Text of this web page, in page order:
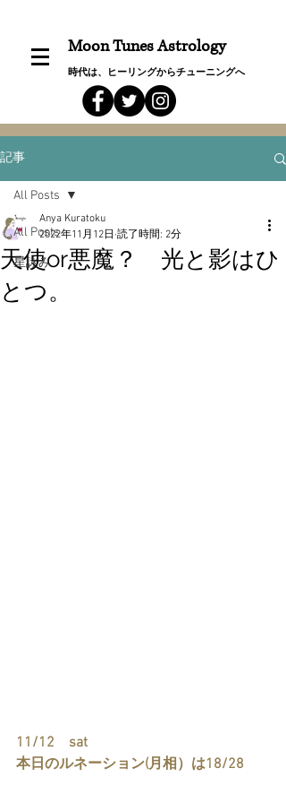
Moon Tunes Astrology
時代は、ヒーリングからチューニングへ
記事
All Posts
星詠み
All Posts
天使or悪魔？ 光と影はひ
とつ。
Anya Kuratoku
2022年11月12日 読了時間: 2分
11/12　sat
本日のルネーション(月相）は18/28